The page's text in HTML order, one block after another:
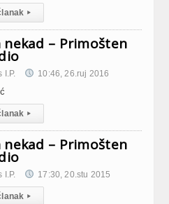
▸
– Primošten
I.P. 10:46, 26.ruj 2016
▸
– Primošten
I.P. 17:30, 20.stu 2015
▸